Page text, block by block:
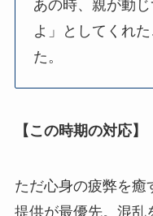
あの時、親が動
よ」としてくれ
た。
【この時期の対応】
ただ心身の疲弊を癒
提供が最優先。混乱